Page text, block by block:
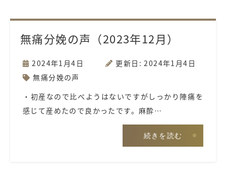
無痛分娩の声（2023年12月）
2024年1月4日
更新日: 2024年1月4日
無痛分娩の声
・初産なので比べようはないですがしっかり陣痛を
感じて産めたので良かったです。麻酔…
続きを読む